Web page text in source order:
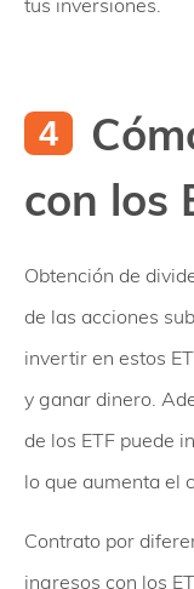
tus inversiones.
con los
Obtención de
de las acciones
invertir en estos
y ganar dinero.
de los ETF puede
lo que aumenta el
Contrato por
ingresos con los